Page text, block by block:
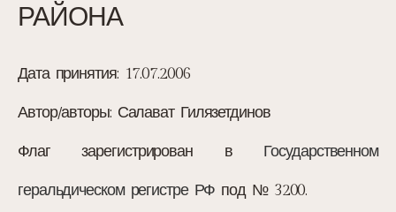
РАЙОНА
Дата принятия:17.07.2006
Автор/авторы:Салават Гилязетдинов
Флаг зарегистрирован в Государственном
геральдическом регистре РФ под № 3200.